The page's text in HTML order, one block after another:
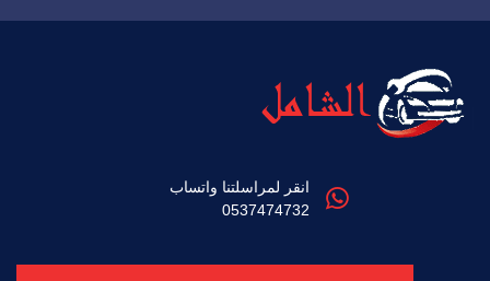
انقر لمراسلتنا واتساب
0537474732